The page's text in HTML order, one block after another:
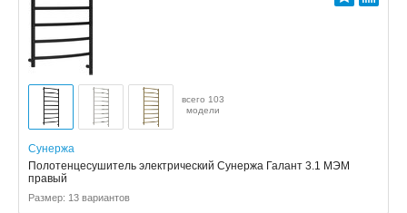
всего 103
модели
Сунержа
Полотенцесушитель электрический Сунержа Галант 3.1 МЭМ
правый
Размер: 13 вариантов